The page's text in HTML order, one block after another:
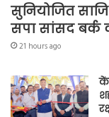
सुनियोजित
सपा सांसद बर्क
21 hours ago